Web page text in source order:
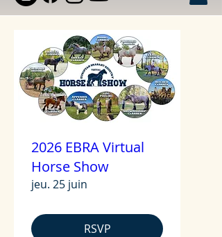
2026 EBRA Virtual
Horse Show
jeu. 25 juin
RSVP